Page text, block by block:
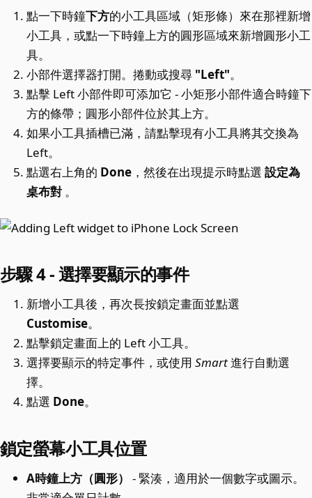
點一下時鐘下方的小工具區域（矩形條）來在那裡新增
小工具，或點一下時鐘上方的圓形區域來新增圓形小工
具。
小部件選擇器打開。捲動或搜尋 "Left"。
點擊 Left 小部件即可添加它 - 小矩形小部件適合時鐘下
方的條帶；圓形小部件位於其上方。
如果小工具插槽已滿，請點擊現有小工具將其交換為
Left。
點選右上角的 Done ，然後在出現提示時點選設定為
桌布對 。
步驟 4 - 選擇要顯示的事件
新增小工具後，再次長按鎖定畫面並點選
Customise。
點擊鎖定畫面上的 Left 小工具。
選擇要顯示的特定事件，或使用Smart進行自動選
擇。
點選 Done。
鎖定螢幕小工具位置
A時鐘上方（圓形）
- 緊湊，適用於一個數字或圖示。